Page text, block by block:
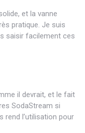
et la vanne
pratique. Je suis
saisir facilement ces
il devrait, et le fait
SodaStream si
rend l’utilisation pour